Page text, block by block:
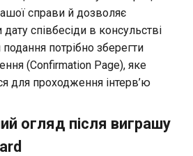
справи й дозволяє
дату співбесіди в консульстві
потрібно зберегти
(Confirmation Page), яке
для проходження інтерв’ю
огляд після виграшу